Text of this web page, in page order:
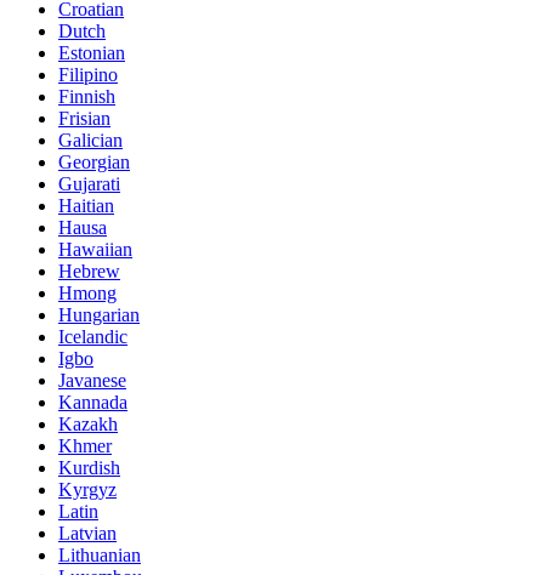
Croatian
Dutch
Estonian
Filipino
Finnish
Frisian
Galician
Georgian
Gujarati
Haitian
Hausa
Hawaiian
Hebrew
Hmong
Hungarian
Icelandic
Igbo
Javanese
Kannada
Kazakh
Khmer
Kurdish
Kyrgyz
Latin
Latvian
Lithuanian